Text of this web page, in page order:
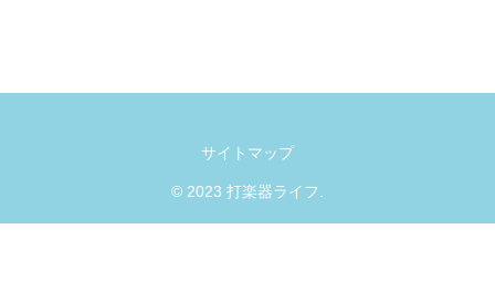
サイトマップ
© 2023 打楽器ライフ.